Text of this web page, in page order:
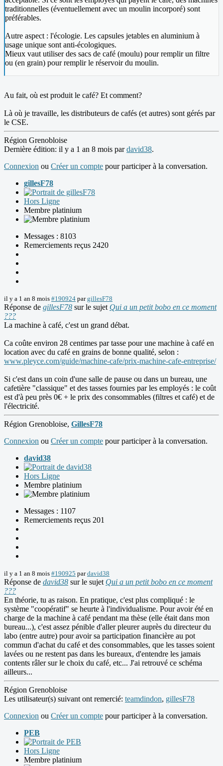
traditionnelles (éventuellement avec un moulin incorporé) sont
préférables.
Autre aspect : l'écologie. Les capsules jetables en aluminium à
usage unique sont anti-écologiques.
Mieux vaut utiliser des sacs de café (moulu) pour remplir un filtre
ou (en grain) pour remplir le réservoir du moulin.
Au fait, où est produit le café? Et comment?
Là où je travaille, les distributeurs de cafés (et autres) sont gérés par
le CSE.
Région Grenobloise
Dernière édition: il y a 1 an 8 mois pardavid38.
Connexion ou Créer un compte pour participer à la conversation.
gillesF78
Hors Ligne
Membre platinium
Messages : 8103
Remerciements reçus 2420
il y a 1 an 8 mois #190924 pargillesF78
Réponse de gillesF78 sur le sujet Qui a un petit bobo en ce moment
???
La machine à café, c'est un grand débat.
Ca coûte environ 28 centimes par tasse pour une machine à café en
location avec du café en grains de bonne qualité, selon :
www.pleyce.com/guide/machine-cafe/prix-machine-cafe-entreprise/
Si c'est dans un coin d'une salle de pause ou dans un bureau, une
cafetière "classique" et des tasses fournies par les employés : le coût
est d'à peu près 0€ + le prix des consommables (filtres et café) et de
l'électricité.
Région Grenobloise, GillesF78
Connexion ou Créer un compte pour participer à la conversation.
david38
Hors Ligne
Membre platinium
Messages : 1107
Remerciements reçus 201
il y a 1 an 8 mois #190925 pardavid38
Réponse de david38 sur le sujet Qui a un petit bobo en ce moment
???
En théorie, tu as raison. En pratique, c'est plus compliqué : le
système "coopératif" se heurte à l'individualisme. Pour avoir été en
charge de la machine à café pendant ma thèse (elle était dans mon
bureau...), c'est assez pénible d'aller pleurer auprès du directeur du
labo (entre autre) pour avoir sa participation financière au pot
commun d'achat du café et des consommables, que les tasses soient
lavées ou ne restent pas dans les bureaux, d'entendre les jamais
contents râler sur le choix du café, etc... J'ai retrouvé ce schéma
ailleurs...
Région Grenobloise
Les utilisateur(s) suivant ont remercié: teamdindon, gillesF78
Connexion ou Créer un compte pour participer à la conversation.
PEB
Hors Ligne
Membre platinium